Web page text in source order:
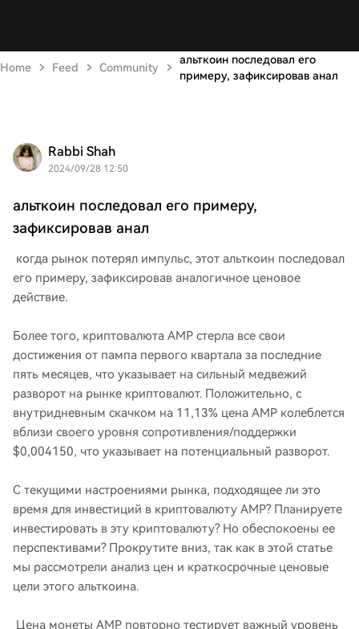
Home Feed Community
альткоин последовал его
примеру, зафиксировав анал
Rabbi Shah
2024/09/28 12:50
альткоин последовал его примеру,
зафиксировав анал
когда рынок потерял импульс, этот альткоин последовал
его примеру, зафиксировав аналогичное ценовое
действие.
Более того, криптовалюта AMP стерла все свои
достижения от пампа первого квартала за последние
пять месяцев, что указывает на сильный медвежий
разворот на рынке криптовалют. Положительно, с
внутридневным скачком на 11,13% цена AMP колеблется
вблизи своего уровня сопротивления/поддержки
$0,004150, что указывает на потенциальный разворот.
С текущими настроениями рынка, подходящее ли это
время для инвестиций в криптовалюту AMP? Планируете
инвестировать в эту криптовалюту? Но обеспокоены ее
перспективами? Прокрутите вниз, так как в этой статье
мы рассмотрели анализ цен и краткосрочные ценовые
цели этого альткоина.
Цена монеты AMP повторно тестирует важный уровень